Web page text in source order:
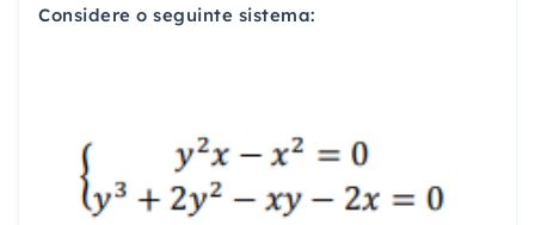
Considere o seguinte sistema: